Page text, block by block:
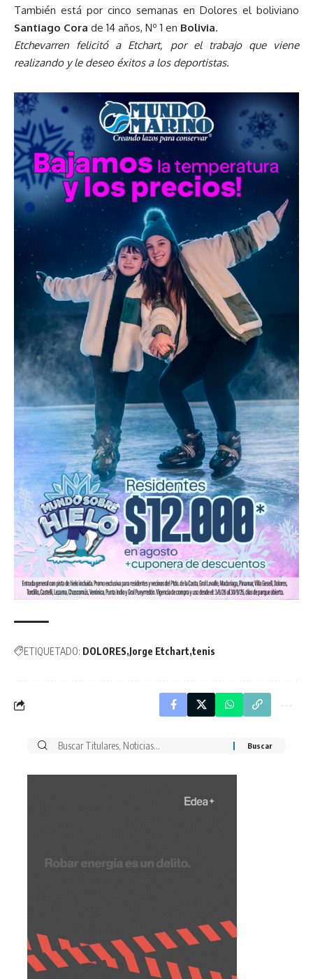
También está por cinco semanas en Dolores el boliviano
Santiago Cora de 14 años, Nº 1 en Bolivia.
Etchevarren felicitó a Etchart, por el trabajo que viene
realizando y le deseo éxitos a los deportistas.
ETIQUETADO: DOLORES Jorge Etchart tenis
Buscar